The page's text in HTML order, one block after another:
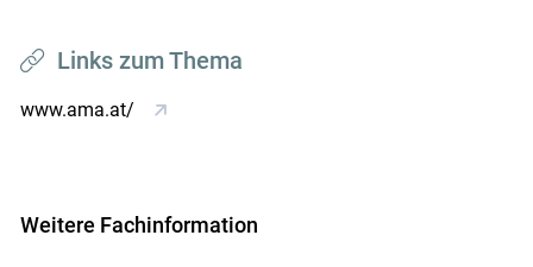
Links zum Thema
www.ama.at/
Weitere Fachinformation